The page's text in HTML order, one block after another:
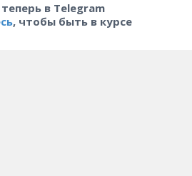
в Telegram
, чтобы быть в курсе